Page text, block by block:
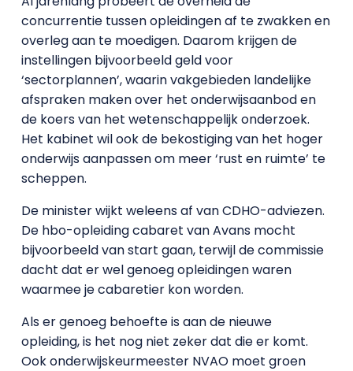
concurrentie tussen opleidingen af te zwakken en
overleg aan te moedigen. Daarom krijgen de
instellingen bijvoorbeeld geld voor
‘sectorplannen’, waarin vakgebieden landelijke
afspraken maken over het onderwijsaanbod en
de koers van het wetenschappelijk onderzoek.
Het kabinet wil ook de bekostiging van het hoger
onderwijs aanpassen om meer ‘rust en ruimte’ te
scheppen.
De minister wijkt weleens af van CDHO-adviezen.
De hbo-opleiding cabaret van Avans mocht
bijvoorbeeld van start gaan, terwijl de commissie
dacht dat er wel genoeg opleidingen waren
waarmee je cabaretier kon worden.
Als er genoeg behoefte is aan de nieuwe
opleiding, is het nog niet zeker dat die er komt.
Ook onderwijskeurmeester NVAO moet groen